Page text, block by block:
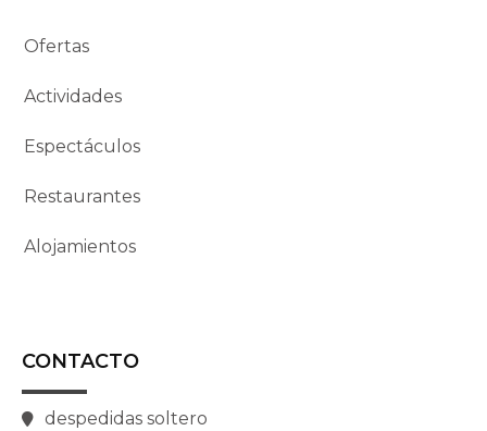
Ofertas
Actividades
Espectáculos
Restaurantes
Alojamientos
CONTACTO
despedidas soltero